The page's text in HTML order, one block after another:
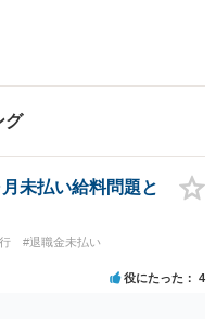
、情報連携
の解決へと
。
グ
未払い給料問題と
#退職金未払い
役にたった 4